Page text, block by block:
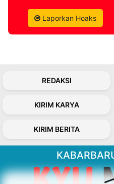
Laporkan Hoaks
REDAKSI
KIRIM KARYA
KIRIM BERITA